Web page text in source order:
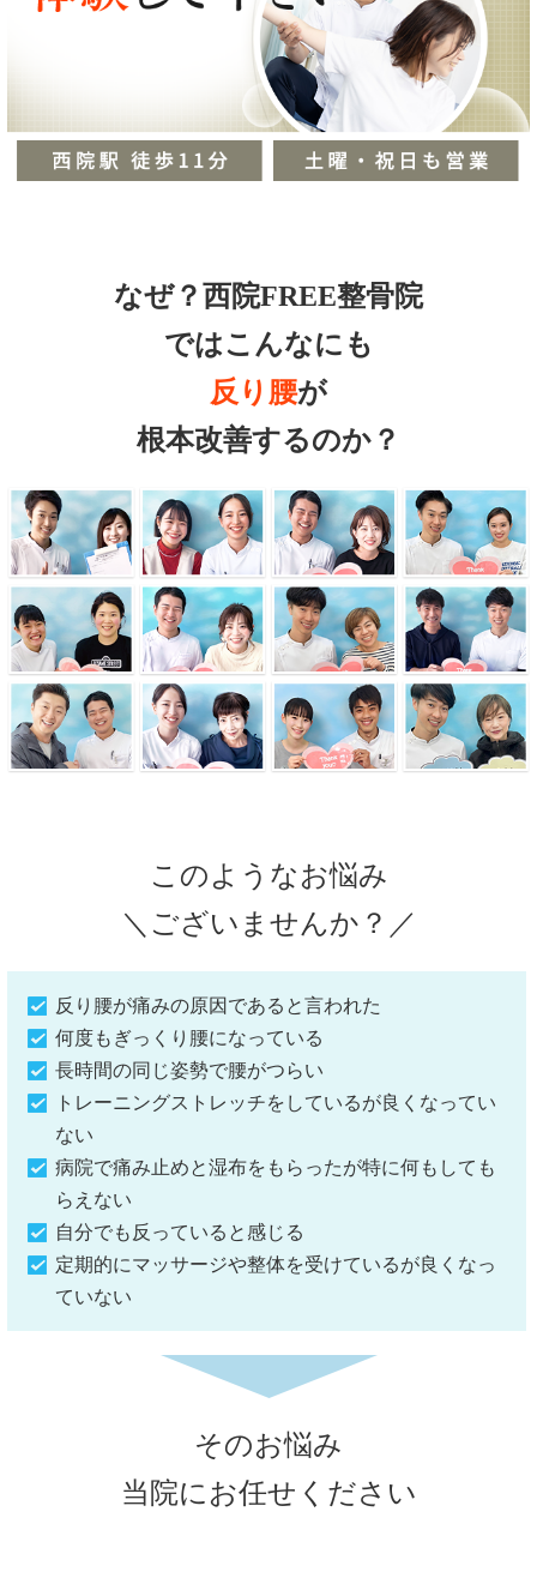
なぜ？西院FREE整骨院
ではこんなにも
反り腰が
根本改善するのか？
このようなお悩み
＼ございませんか？／
反り腰が痛みの原因であると言われた
何度もぎっくり腰になっている
長時間の同じ姿勢で腰がつらい
トレーニングストレッチをしているが良くなってい
ない
病院で痛み止めと湿布をもらったが特に何もしても
らえない
自分でも反っていると感じる
定期的にマッサージや整体を受けているが良くなっ
ていない
そのお悩み
当院にお任せください